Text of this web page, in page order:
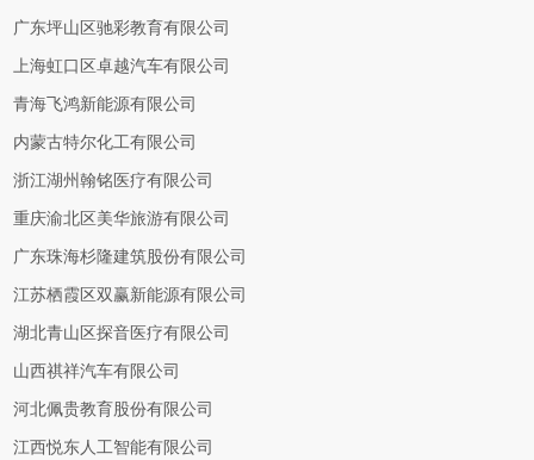
广东坪山区驰彩教育有限公司
上海虹口区卓越汽车有限公司
青海飞鸿新能源有限公司
内蒙古特尔化工有限公司
浙江湖州翰铭医疗有限公司
重庆渝北区美华旅游有限公司
广东珠海杉隆建筑股份有限公司
江苏栖霞区双赢新能源有限公司
湖北青山区探音医疗有限公司
山西祺祥汽车有限公司
河北佩贵教育股份有限公司
江西悦东人工智能有限公司